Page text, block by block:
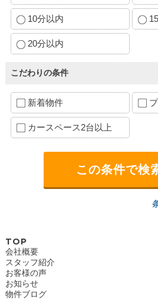
10分以内
20分以内
こだわりの条件
新着物件
カースペース2台以上
TOP
会社概要
スタッフ紹介
お客様の声
お知らせ
物件ブログ